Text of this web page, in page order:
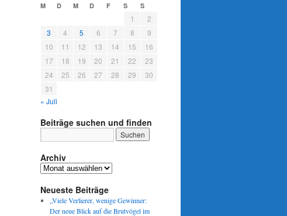
M D M D F S S
1
2
3
4 5 6 7 8
9
10
11 12 13 14 15
16
17
18 19 20 21 22
23
24
25 26 27 28 29
30
31
« Juli
Beiträge suchen und finden
Archiv
Archiv
Neueste Beiträge
„Viele Verlierer, wenige Gewinner:
Der neue Blick auf die Brutvögel im